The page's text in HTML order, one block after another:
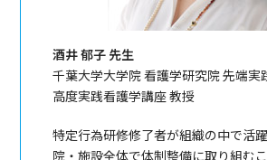
酒井 郁子 先生
千葉大学大学院 看護学研究院 先端実
高度実践看護学講座 教授
特定行為研修修了者が組織の中で活
院・施設全体で体制整備に取り組む